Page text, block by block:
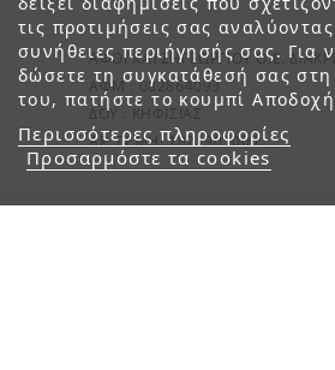
τις προτιμήσεις σας αναλύοντας
συνήθειες περιήγησής σας. Για
δώσετε τη συγκατάθεσή σας
του, πατήστε το κουμπί
Περισσότερες πληροφορίες
Προσαρμόστε τα cookies
ΑΦΟΙ ΧΑΤΖΗΓΕΩΡΓΙΟΥ Ο.Ε.
ΑΦΜ : 082864093
ΔΟΥ : ΚΗΦΙΣΙΑΣ
ΑΡ. ΓΕΜΗ: 1821901000